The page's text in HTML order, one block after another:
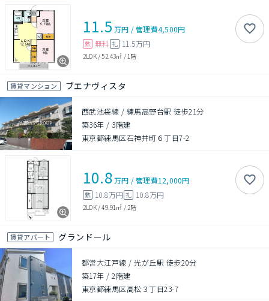
11.5 万円 /管理費4,500円
敷 無料 礼 11.5万円
2LDK/52.43㎡ / 1階
賃貸マンション ブエナヴィスタ
西武池袋線 / 練馬高野台駅 徒歩21分
築36年 / 3階建
東京都練馬区石神井町６丁目7-2
10.8万円 /管理費12,000円
敷 10.8万円 礼 10.8万円
2LDK/49.91㎡ / 2階
賃貸アパート グランドール
都営大江戸線 / 光が丘駅 徒歩20分
築17年 /2階建
東京都練馬区高松３丁目23-7